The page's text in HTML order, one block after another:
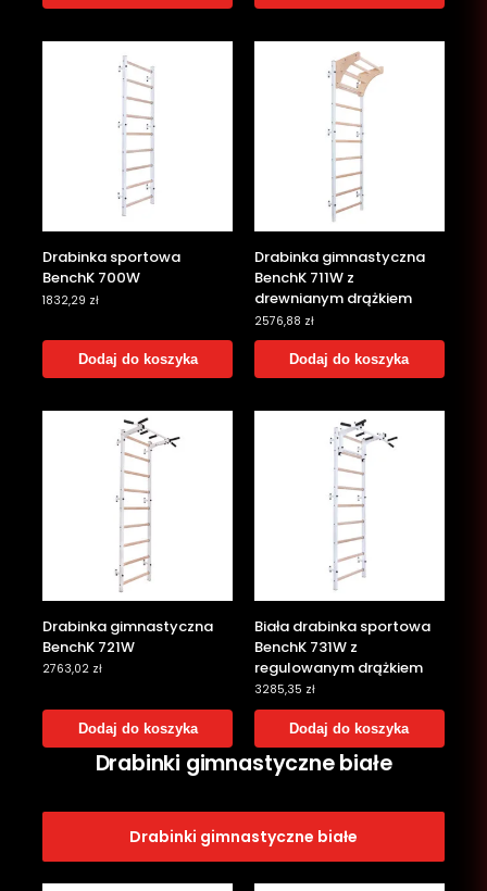
Drabinka sportowa
BenchK 700W
1832,29 zł
Dodaj do koszyka
Drabinka gimnastyczna
BenchK 711W z
drewnianym drążkiem
2576,88 zł
Dodaj do koszyka
Drabinka gimnastyczna
BenchK 721W
2763,02 zł
Dodaj do koszyka
Biała drabinka sportowa
BenchK 731W z
regulowanym drążkiem
3285,35 zł
Dodaj do koszyka
Drabinki gimnastyczne białe
Drabinki gimnastyczne białe